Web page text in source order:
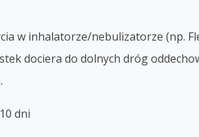
w inhalatorze/nebulizatorze (np.
dociera do dolnych dróg
dni